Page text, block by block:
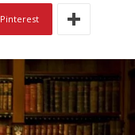
Pinterest